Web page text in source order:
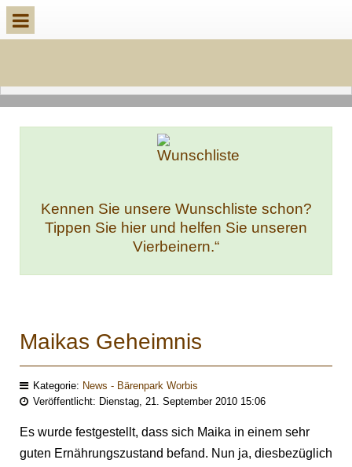
Kennen Sie unsere Wunschliste schon?
Tippen Sie hier und helfen Sie unseren
Vierbeinern.“
Maikas Geheimnis
Kategorie: News - Bärenpark Worbis
Veröffentlicht: Dienstag, 21. September 2010 15:06
Es wurde festgestellt, dass sich Maika in einem sehr
guten Ernährungszustand befand. Nun ja, diesbezüglich